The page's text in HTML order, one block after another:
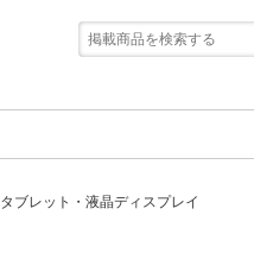
タブレット・液晶ディスプレイ